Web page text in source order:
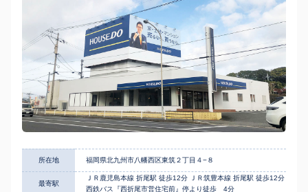
所在地 福岡県北九州市八幡西区東筑２丁目４−８
最寄駅
ＪＲ鹿児島本線 折尾駅 徒歩12分 ＪＲ筑豊本線 折尾駅 徒歩12分
西鉄バス『西折尾市営住宅前』停より徒歩 4分